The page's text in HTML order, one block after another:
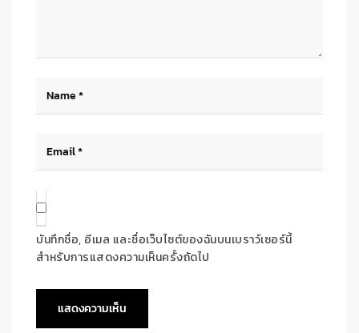
บันทึกชื่อ, อีเมล และชื่อเว็บไซต์ของฉันบนเบราว์เซอร์นี้
สำหรับการแสดงความเห็นครั้งถัดไป